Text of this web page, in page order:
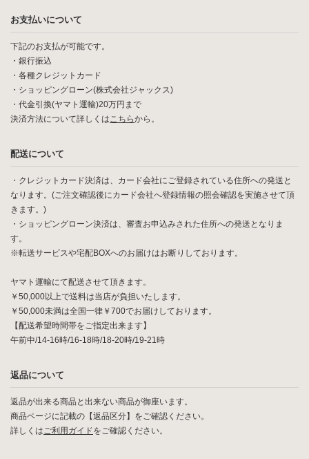
お支払いについて
下記のお支払が可能です。
・銀行振込
・各種クレジットカード
・ショッピングローン(株式会社ジャックス)
・代金引換(ヤマト運輸)20万円まで
決済方法について詳しくはこちらから。
配送について
・クレジットカード決済は、カード会社にご登録されている住所への発送と
なります。(ご注文確認後にカード会社へ登録情報の照会確認を実施させて頂
きます。)
・ショッピングローン決済は、審査お申込みされた住所への発送となりま
す。
※転送サービスや宅配BOXへのお届けはお断りしております。
ヤマト運輸にて配送させて頂きます。
￥50,000以上で送料は当店が負担いたします。
￥50,000未満は全国一律￥700でお届けしております。
【配送希望時間帯をご指定出来ます】
午前中/14-16時/16-18時/18-20時/19-21時
返品について
返品が出来る商品と出来ない商品が御座います。
商品ページに記載の【返品区分】をご確認ください。
詳しくはご利用ガイドをご確認ください。